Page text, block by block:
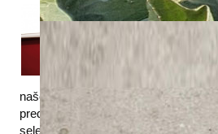
Na
Zagrebu
jednodnevna
(Fakultet
Jedan od
našeg Instituta Tomislav Plavša,
predavanje naslova „ Utjecaj
selekcioniranim MLB na kakvoću vina